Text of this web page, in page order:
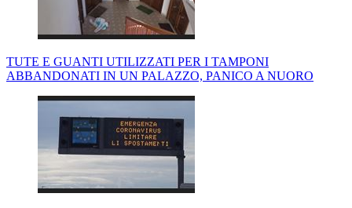
TUTE E GUANTI UTILIZZATI PER I TAMPONI
ABBANDONATI IN UN PALAZZO, PANICO A NUORO